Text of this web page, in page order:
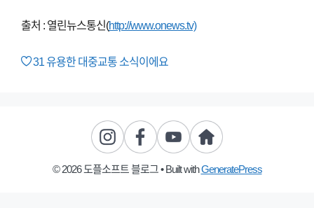
출처 : 열린뉴스통신(http://www.onews.tv)
31유용한 대중교통 소식이에요
© 2026 도플소프트 블로그• Built withGeneratePress